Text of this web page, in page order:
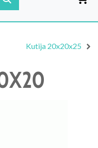
Kutija 20x20x25